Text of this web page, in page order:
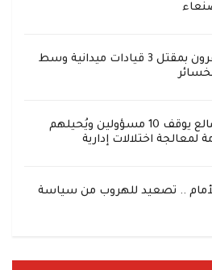
الحوثيون يقرون بمقتل 3 قيادات ميدانية وسط
محافظ الضالع يوقف 10 مسؤولين ويُحيلهم
لمعالجة اختلالات إدارية
.. تصعيد للهروب من سياسة